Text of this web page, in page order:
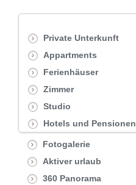
Private Unterkunft
Appartments
Ferienhäuser
Zimmer
Studio
Hotels und Pensionen
Fotogalerie
Aktiver urlaub
360 Panorama